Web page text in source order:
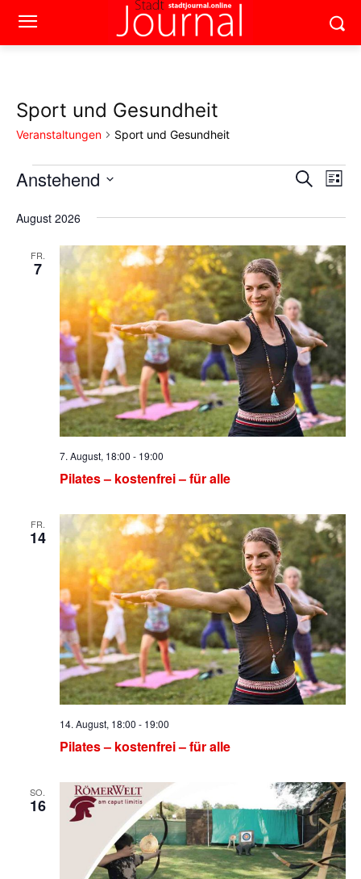
Sport und Gesundheit
Veranstaltungen Sport und Gesundheit
Veranstaltungen
Suche
und
SucheListe
Anstehend
wählen.
August 2026
FR.
7
Pilates – kostenfrei – für alle
7. August, 18:00 - 19:00
FR.
14
Pilates – kostenfrei – für alle
14. August, 18:00 - 19:00
SO.
16